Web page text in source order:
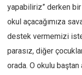
yapabiliriz” derken
okul açacağımıza
destek vermemizi
parasız, diğer
orada. O okulu